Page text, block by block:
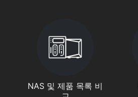
NAS 및 제품 목록 비